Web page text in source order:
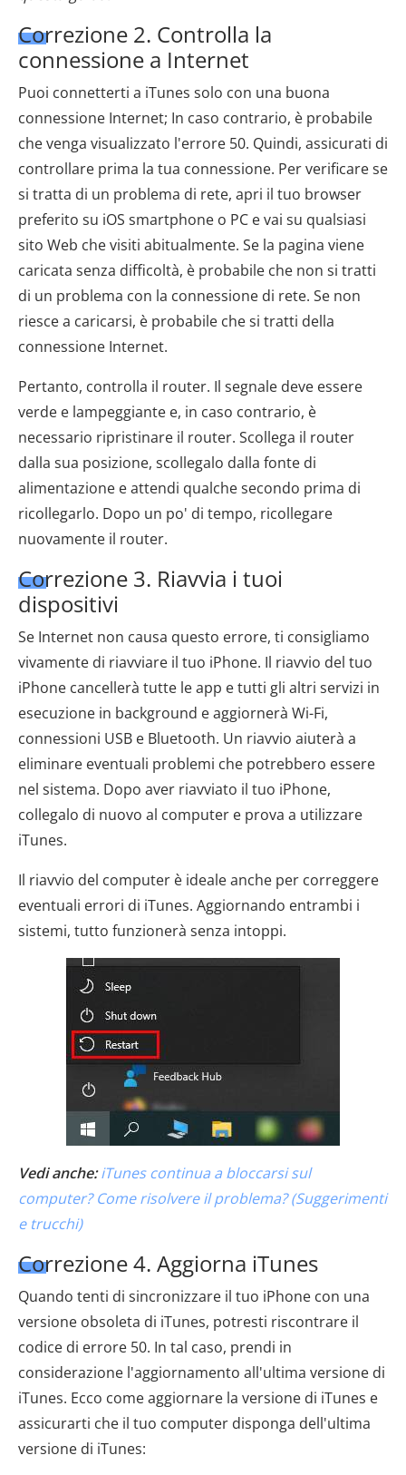
Correzione 2. Controlla la
connessione a Internet
Puoi connetterti a iTunes solo con una buona
connessione Internet; In caso contrario, è probabile
che venga visualizzato l'errore 50. Quindi, assicurati di
controllare prima la tua connessione. Per verificare se
si tratta di un problema di rete, apri il tuo browser
preferito su iOS smartphone o PC e vai su qualsiasi
sito Web che visiti abitualmente. Se la pagina viene
caricata senza difficoltà, è probabile che non si tratti
di un problema con la connessione di rete. Se non
riesce a caricarsi, è probabile che si tratti della
connessione Internet.
Pertanto, controlla il router. Il segnale deve essere
verde e lampeggiante e, in caso contrario, è
necessario ripristinare il router. Scollega il router
dalla sua posizione, scollegalo dalla fonte di
alimentazione e attendi qualche secondo prima di
ricollegarlo. Dopo un po' di tempo, ricollegare
nuovamente il router.
Correzione 3. Riavvia i tuoi
dispositivi
Se Internet non causa questo errore, ti consigliamo
vivamente di riavviare il tuo iPhone. Il riavvio del tuo
iPhone cancellerà tutte le app e tutti gli altri servizi in
esecuzione in background e aggiornerà Wi-Fi,
connessioni USB e Bluetooth. Un riavvio aiuterà a
eliminare eventuali problemi che potrebbero essere
nel sistema. Dopo aver riavviato il tuo iPhone,
collegalo di nuovo al computer e prova a utilizzare
iTunes.
Il riavvio del computer è ideale anche per correggere
eventuali errori di iTunes. Aggiornando entrambi i
sistemi, tutto funzionerà senza intoppi.
Vedi anche: iTunes continua a bloccarsi sul
computer? Come risolvere il problema? (Suggerimenti
e trucchi)
Correzione 4. Aggiorna iTunes
Quando tenti di sincronizzare il tuo iPhone con una
versione obsoleta di iTunes, potresti riscontrare il
codice di errore 50. In tal caso, prendi in
considerazione l'aggiornamento all'ultima versione di
iTunes. Ecco come aggiornare la versione di iTunes e
assicurarti che il tuo computer disponga dell'ultima
versione di iTunes: